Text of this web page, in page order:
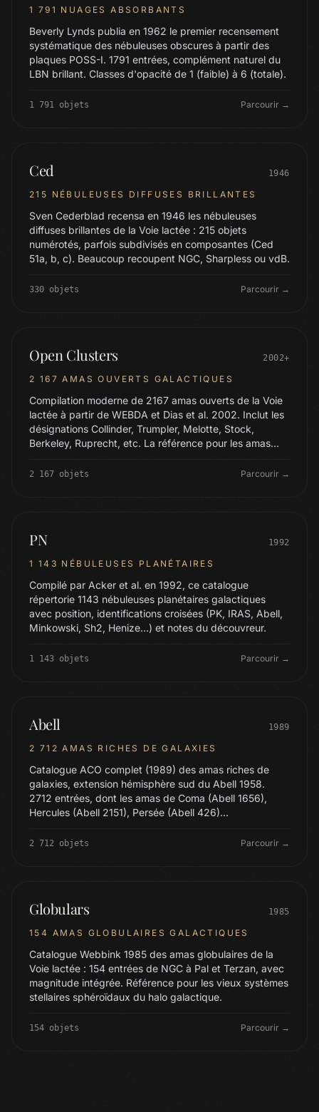
1 791 NUAGES ABSORBANTS
Beverly Lynds publia en 1962 le premier recensement
systématique des nébuleuses obscures à partir des
plaques POSS-I. 1791 entrées, complément naturel du
LBN brillant. Classes d'opacité de 1 (faible) à 6 (totale).
1 791 objets Parcourir →
Ced 1946
215 NÉBULEUSES DIFFUSES BRILLANTES
Sven Cederblad recensa en 1946 les nébuleuses
diffuses brillantes de la Voie lactée : 215 objets
numérotés, parfois subdivisés en composantes (Ced
51a, b, c). Beaucoup recoupent NGC, Sharpless ou vdB.
330 objets Parcourir →
Open Clusters 2002+
2 167 AMAS OUVERTS GALACTIQUES
Compilation moderne de 2167 amas ouverts de la Voie
lactée à partir de WEBDA et Dias et al. 2002. Inclut les
désignations Collinder, Trumpler, Melotte, Stock,
Berkeley, Ruprecht, etc. La référence pour les amas
2 167 objets Parcourir →
PN 1992
1 143 NÉBULEUSES PLANÉTAIRES
Compilé par Acker et al. en 1992, ce catalogue
répertorie 1143 nébuleuses planétaires galactiques
avec position, identifications croisées (PK, IRAS, Abell,
Minkowski, Sh2, Henize…) et notes du découvreur.
1 143 objets Parcourir →
Abell 1989
2 712 AMAS RICHES DE GALAXIES
Catalogue ACO complet (1989) des amas riches de
galaxies, extension hémisphère sud du Abell 1958.
2712 entrées, dont les amas de Coma (Abell 1656),
Hercules (Abell 2151), Persée (Abell 426)…
2 712 objets Parcourir →
Globulars 1985
154 AMAS GLOBULAIRES GALACTIQUES
Catalogue Webbink 1985 des amas globulaires de la
Voie lactée : 154 entrées de NGC à Pal et Terzan, avec
magnitude intégrée. Référence pour les vieux systèmes
stellaires sphéroïdaux du halo galactique.
154 objets Parcourir →